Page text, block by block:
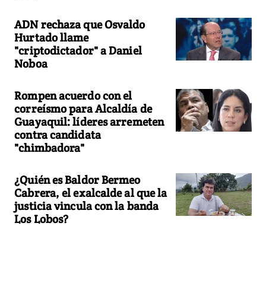
ADN rechaza que Osvaldo
Hurtado llame
"criptodictador" a Daniel
Noboa
Rompen acuerdo con el
correísmo para Alcaldía de
Guayaquil: líderes arremeten
contra candidata
"chimbadora"
¿Quién es Baldor Bermeo
Cabrera, el exalcalde al que la
justicia vincula con la banda
Los Lobos?